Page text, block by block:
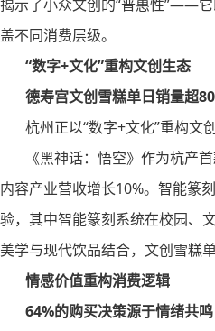
揭示了小众文创的“普惠性”——
盖不同消费层级。
“数字+文化”重构文创生态
德寿宫文创雪糕单日销量超
杭州正以“数字+文化”重构文创
《黑神话：悟空》作为杭产首
内容产业营收增长10%。智能篆
验，其中智能篆刻系统在校园、
美学与现代饮品结合，文创雪糕
情感价值重构消费逻辑
64%的购买决策源于情绪共鸣